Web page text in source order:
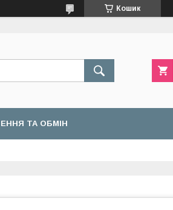
Кошик
ТА ОБМІН